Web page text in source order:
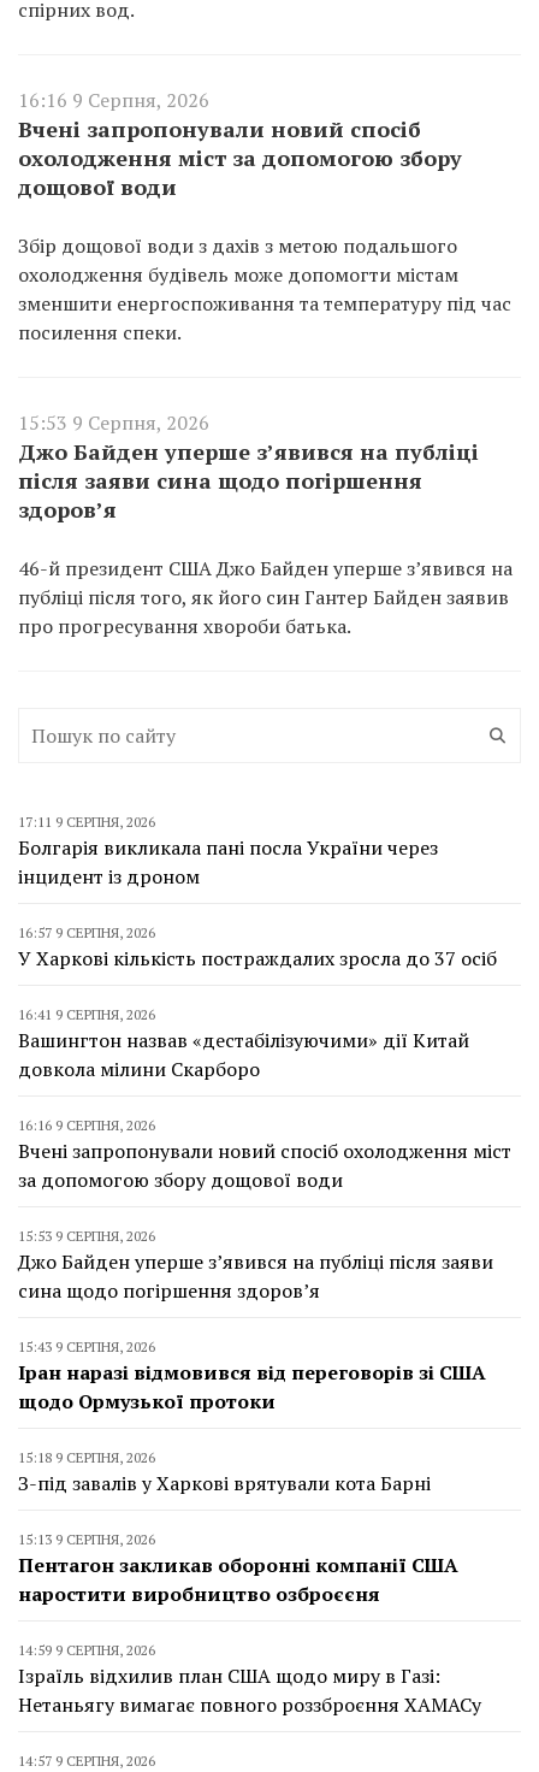
спірних вод.
16:16 9 Серпня, 2026
Вчені запропонували новий спосіб
охолодження міст за допомогою збору
дощової води
Збір дощової води з дахів з метою подальшого
охолодження будівель може допомогти містам
зменшити енергоспоживання та температуру під час
посилення спеки.
15:53 9 Серпня, 2026
Джо Байден уперше з’явився на публіці
після заяви сина щодо погіршення
здоров’я
46-й президент США Джо Байден уперше з’явився на
публіці після того, як його син Гантер Байден заявив
про прогресування хвороби батька.
17:11 9 СЕРПНЯ, 2026
Болгарія викликала пані посла України через
інцидент із дроном
16:57 9 СЕРПНЯ, 2026
У Харкові кількість постраждалих зросла до 37 осіб
16:41 9 СЕРПНЯ, 2026
Вашингтон назвав «дестабілізуючими» дії Китай
довкола мілини Скарборо
16:16 9 СЕРПНЯ, 2026
Вчені запропонували новий спосіб охолодження міст
за допомогою збору дощової води
15:53 9 СЕРПНЯ, 2026
Джо Байден уперше з’явився на публіці після заяви
сина щодо погіршення здоров’я
15:43 9 СЕРПНЯ, 2026
Іран наразі відмовився від переговорів зі США
щодо Ормузької протоки
15:18 9 СЕРПНЯ, 2026
З-під завалів у Харкові врятували кота Барні
15:13 9 СЕРПНЯ, 2026
Пентагон закликав оборонні компанії США
наростити виробництво озброєєня
14:59 9 СЕРПНЯ, 2026
Ізраїль відхилив план США щодо миру в Газі:
Нетаньягу вимагає повного роззброєння ХАМАСу
14:57 9 СЕРПНЯ, 2026